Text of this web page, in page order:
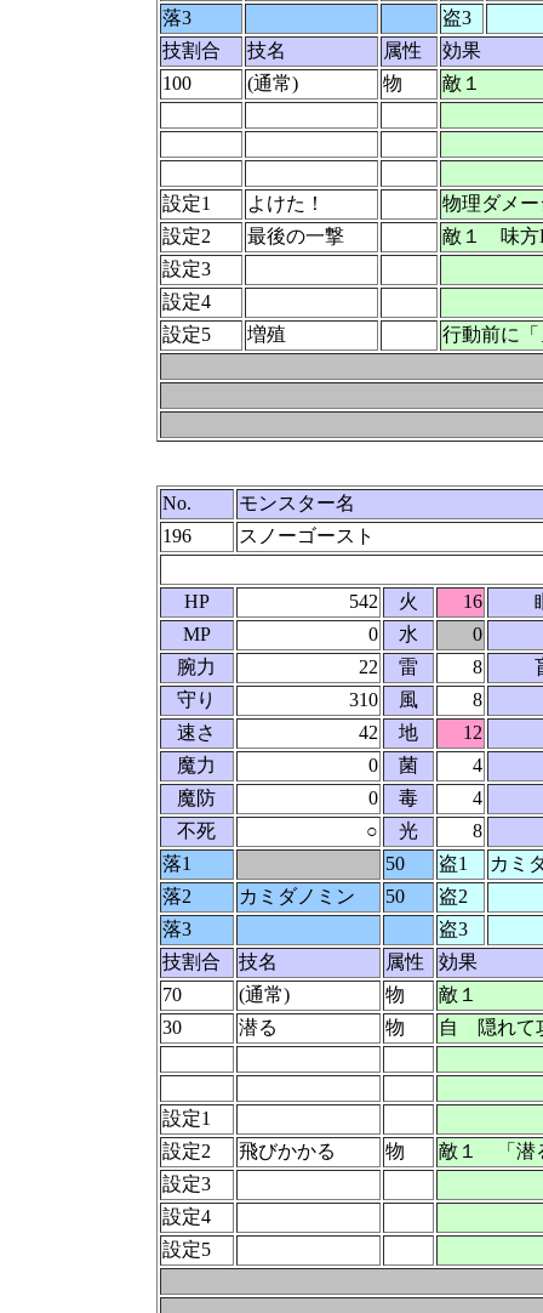
落3
盗3
技割合
技名 属性
効果
100
(通常) 物 敵１
設定1 よけた！
物理ダメ
設定2
最後の一撃
敵１ 味方
設定3
設定4
設定5
増殖 行動前に
No.
モンスター名
196
スノーゴースト
HP 542 火 16
MP
0 水
0
腕力
22 雷 8
守り
310 風
8
速さ
42 地
12
魔力
0 菌
4
魔防
0 毒
4
不死
○ 光
8
落1
50 盗1
カミ
落2
カミダノミン 50
盗2
落3
盗3
技割合
技名 属性
効果
70
(通常) 物
敵１
30
潜る 物 自 隠れて
設定1
設定2
飛びかかる 物
敵１ 「潜
設定3
設定4
設定5